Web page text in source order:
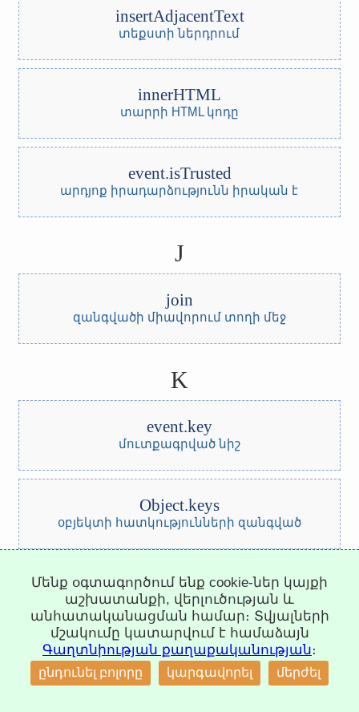
insertAdjacentText
տեքստի ներդրում
innerHTML
տարրի HTML կոդը
event.isTrusted
արդյոք իրադարձությունն իրական է
J
join
զանգվածի միավորում տողի մեջ
K
event.key
մուտքագրված նիշ
Object.keys
օբյեկտի հատկությունների զանգված
L
Math.log
բնական լոգարիթմ
Մենք օգտագործում ենք cookie-ներ կայքի
աշխատանքի, վերլուծության և
անհատականացման համար։ Տվյալների
մշակումը կատարվում է համաձայն
Գաղտնիության քաղաքականության։
ընդունել բոլորը կարգավորել մերժել